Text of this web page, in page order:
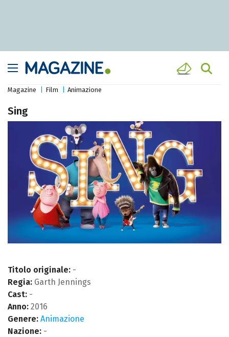
Magazine Film Animazione
Sing
Titolo originale: -
Regia: Garth Jennings
Cast: -
Anno: 2016
Genere: Animazione
Nazione: -